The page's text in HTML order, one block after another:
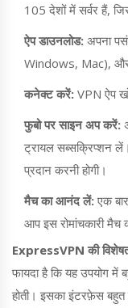
105 देशों में सर्वर हैं,
ऐप डाउनलोड: अपना
Windows, Mac),
कनेक्ट करें: VPN ऐप
फुबो पर साइन अप करें:
ट्रायल सब्सक्रिप्शन
प्रदान करनी होगी।
मैच का आनंद लें: एक
आप इस रोमांचकारी
ExpressVPN की
फायदा है कि यह उपयोग में
होती। इसका इंटरफ़ेस